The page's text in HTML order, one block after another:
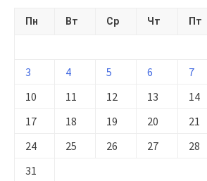
Пн Вт Ср Чт Пт
3
4 5 6 7
10
11 12 13 14
17
18 19 20 21
24
25 26 27 28
31